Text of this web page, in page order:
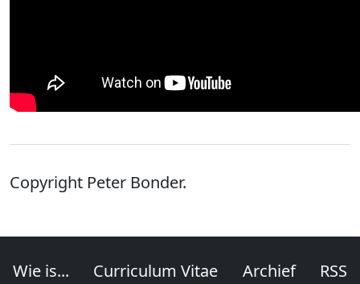
Copyright Peter Bonder.
Wie is... Curriculum Vitae Archief RSS